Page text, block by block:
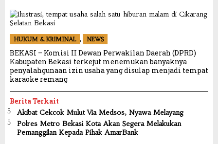
HUKUM & KRIMINAL , NEWS
BEKASI – Komisi II Dewan Perwakilan Daerah (DPRD)
Kabupaten Bekasi terkejut menemukan banyaknya
penyalahgunaan izin usaha yang disulap menjadi tempat
karaoke remang
Berita Terkait
Akibat Cekcok Mulut Via Medsos, Nyawa Melayang
Polres Metro Bekasi Kota Akan Segera Melakukan
Pemanggilan Kepada Pihak AmarBank